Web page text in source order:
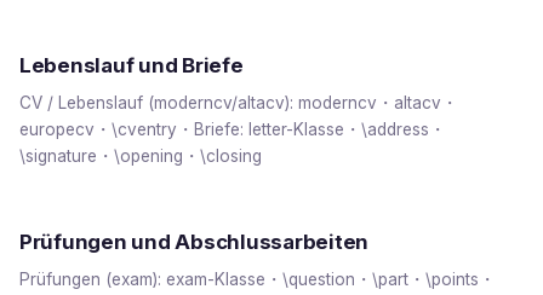
Lebenslauf und Briefe
CV / Lebenslauf (moderncv/altacv): moderncv・altacv・
europecv・\cventry・Briefe: letter-Klasse・\address・
\signature・\opening・\closing
Prüfungen und Abschlussarbeiten
Prüfungen (exam): exam-Klasse・\question・\part・\points・